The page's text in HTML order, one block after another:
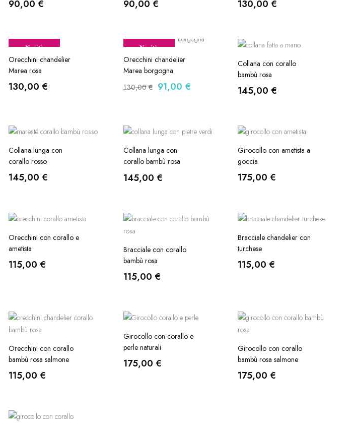
90,00 € 90,00 € 130,00 €
Novità
Orecchini chandelier
Marea rosa
130,00 €
Novità
Orecchini chandelier
Marea borgogna
130,00€ 91,00 €
Collana con corallo
bambù rosa
145,00 €
Collana lunga con
corallo rosso
145,00 €
Collana lunga con
corallo bambù rosa
salmone
145,00 €
Girocollo con ametista a
goccia
175,00 €
Orecchini con corallo e
ametista
115,00 €
Bracciale con corallo
bambù rosa
115,00 €
Bracciale chandelier con
turchese
115,00 €
Orecchini con corallo
bambù rosa salmone
115,00 €
Girocollo con corallo e
perle naturali
175,00 €
Girocollo con corallo
bambù rosa salmone
175,00 €